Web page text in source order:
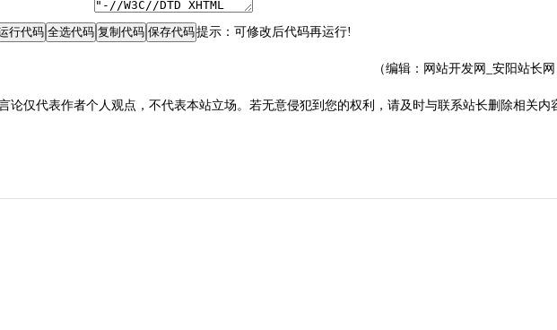
提示：可修改后代码再运行!
（编辑：网站开发网_安阳站长网
论仅代表作者个人观点，不代表本站立场。若无意侵犯到您的权利，请及时与联系站长删除相关内